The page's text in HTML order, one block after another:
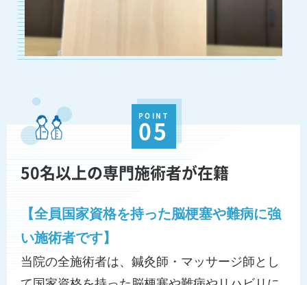
POINT
05
50名以上の専門施術者が在籍
【全員国家資格を持った脳梗塞や難病に強
い施術者です】
当院の全施術者は、鍼灸師・マッサージ師とし